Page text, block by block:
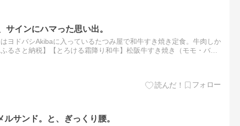
インにハマった思い出。
ヨドバシAkibaに入っているたつみ屋で和牛すき焼き定食。牛肉しか
るさと納税】【とろける霜降り和牛】松阪牛すき焼き（モモ・バ
サンド。と、ぎっくり腰。